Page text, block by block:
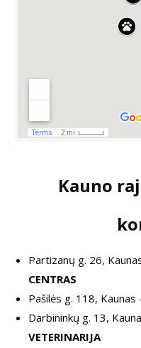
Kauno
Partizanų g. 26,
CENTRAS
Pašilės g. 118, Kaunas
Darbininkų g. 13,
VETERINARIJA